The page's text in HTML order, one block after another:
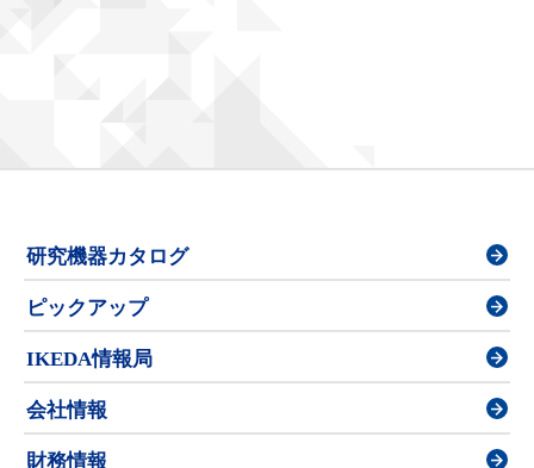
研究機器カタログ
ピックアップ
IKEDA情報局
会社情報
財務情報